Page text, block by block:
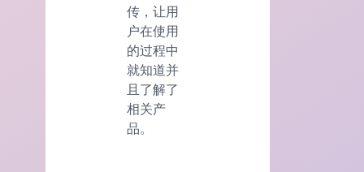
传，让用
户在使用
的过程中
就知道并
且了解了
相关产
品。